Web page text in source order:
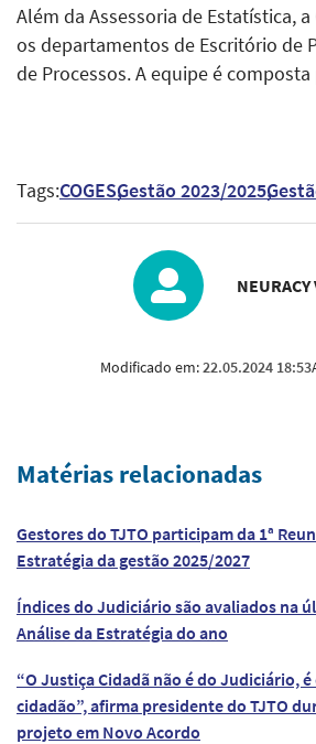
Além da Assessoria de Estatística,
os departamentos de Escritório de
de Processos. A equipe é
Tags:COGESGestão 2023/2025
NEURACY
Modificado em:22.05.2024 18:53
Matérias relacionadas
Gestores do TJTO participam da 1ª
Estratégia da gestão 2025/2027
Índices do Judiciário são avaliados na
Análise da Estratégia do ano
“O Justiça Cidadã não é do Judiciário,
cidadão”, afirma presidente do TJTO
projeto em Novo Acordo